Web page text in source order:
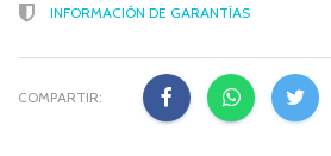
INFORMACIÓN DE GARANTÍAS
COMPARTIR: